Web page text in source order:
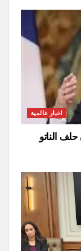
اخبار عالمية
الناتو